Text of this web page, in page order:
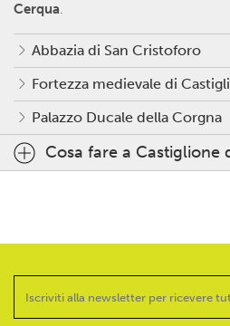
Cerqua.
Abbazia di San Cristoforo
Fortezza medievale di
Palazzo Ducale della Corgna
Cosa fare a Castiglione